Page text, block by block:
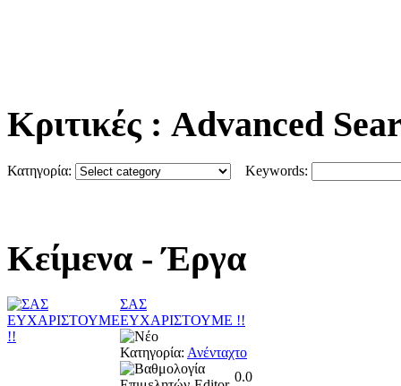
Κριτικές : Advanced
Κατηγορία: Keywords:
Κείμενα - Έργα
ΣΑΣ
ΕΥΧΑΡΙΣΤΟΥΜΕ !!
Κατηγορία: Ανένταχτο
0.0